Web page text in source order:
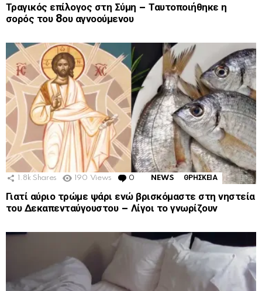
Τραγικός επίλογος στη Σύμη – Ταυτοποιήθηκε η
σορός του 8ου αγνοούμενου
1.8k Shares 190 Views 0 Comments
NEWS ΘΡΗΣΚΕΙΑ
Γιατί αύριο τρώμε ψάρι ενώ βρισκόμαστε στη νηστεία
του Δεκαπενταύγουστου – Λίγοι το γνωρίζουν